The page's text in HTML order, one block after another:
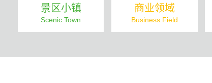
景区小镇
Scenic Town
商业领域
Business Field